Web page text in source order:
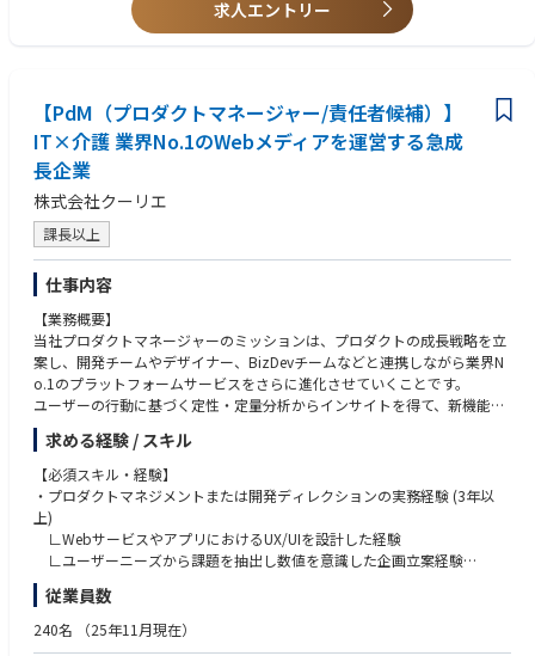
Gen-AX株式会社では、自社データを活用して賢く育てていく、照会応答を
支援するプロダクトである『X-Boost（クロスブースト）』の提供に加
え、自律思考型AIの音声応対ソリューション『X-Ghost（クロスゴース
ト）』の正式提供を開始しました。（2025年11月）
自律思考型 企業向けAIエージェントのサービス開発／提供とともに、業務
に組み込んでいく際に必要となるAI時代に適した「業務刷新の戦略／ロー
ドマップの策定、生成AI ReadyなKPIの設計・データモデルの設計、組織
設計」のコンサルティングサービスを一気通貫で提供いたします。
■ナレッジ伴走型AIオペレーター 『X-Boost（クロスブースト）』
金融、小売り／サービス、製造業を中心としたコンタクトセンターなどの
問い合わせ業務において複雑なB to B to Cの照会応答業務の効率化を目的
とした、生成AI SaaSプラットフォームです。
X-Boost プロダクトページ
https://x-boost.gen-ax.co.jp/
■自律型AIオペレーター『X-Ghost（クロスゴースト）』
自律型AIオペレーター『X-Ghost（クロスゴースト）』の正式提供を開始
しました。（2025年11月）コンタクトセンターにおけるさまざまな問い
合わせに対し、AIオペレーターとして自律思考型で、人間らしい自然な会
話で音声対話を行い、人間のオペレーターと共に企業の価値貢献を担うこ
とを目指します。
X-Ghost プレスリリース
https://www.gen-ax.co.jp/news/press/20251110-01/
BIツール：QuickSight、社内データ分析基盤、Google Analytics、Looker
※開発チームごとに異なります
開発言語：Java, TypeScript, Kotlin, Swift, Go, Python, JavaScript
フレームワーク：Spring Boot, React, Next.js, FastAPI, Vue.jsなど
ミドルウェア：MySQL, Redis, Prometheus など
プラットフォーム：AWS（RDS、ECS・ECR、Lambda、Step Functions
など）
開発環境：Docker, Github, Terraform, Github Actions, PagerDuty, JIRA
生成AIツール：ChatGPT、Gemini、Claude、GitHub Copilot、Microsoft
365 Copilot、Devin ほか最新AIツール
成ができるコミュニケーションスキル
・スクラムなどのアジャイル開発手法でチームメンバーと協業した開発経
験
・エンジニアチームのマネジメント経験
【求める人物像】
・自身の得意領域以外の技術も積極的に学んでいける方
・新しいことに対して、大胆にチャレンジできる方
・プロダクトを通じて、新しい価値や喜びを創造できる方
求人エントリー
【PdM（プロダクトマネージャー/責任者候補）】
IT×介護 業界No.1のWebメディアを運営する急成
長企業
株式会社クーリエ
課長以上
仕事内容
【業務概要】
当社プロダクトマネージャーのミッションは、プロダクトの成長戦略を立
案し、開発チームやデザイナー、BizDevチームなどと連携しながら業界N
o.1のプラットフォームサービスをさらに進化させていくことです。
ユーザーの行動に基づく定性・定量分析からインサイトを得て、新機能の
企画からリリース、その後の運用まで主導していただきます。
【具体的な業務内容】
下記の業務を、ご経験や適性に合わせて担当していただきます。
将来的には全て網羅できるようスキルの幅を広げながらご活躍いただけま
す。
・事業戦略に基づいたプロダクトイニシアチブの立案・実現
・難易度の高いビジネス要件に対して実現可能な仕様の立案
・エンジニア、デザイナー、ビジネス部門との連携によるプロダクト開発
求める経験 / スキル
【必須スキル・経験】
・プロダクトマネジメントまたは開発ディレクションの実務経験 (3年以
上)
∟WebサービスやアプリにおけるUX/UIを設計した経験
∟ユーザーニーズから課題を抽出し数値を意識した企画立案経験
∟開発チームやデザイナーと協力してプロダクト開発を行った経験
【歓迎スキル・経験】
従業員数
240名 （25年11月現在）